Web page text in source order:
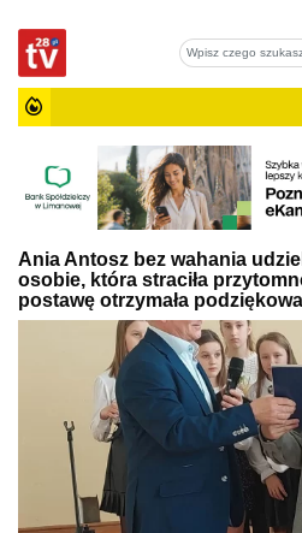
Ania Antosz bez wahania
osobie, która straciła
postawę otrzymała